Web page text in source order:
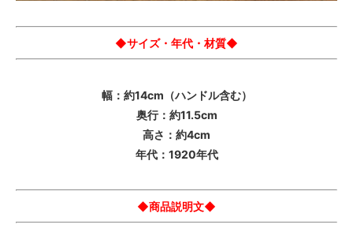
◆サイズ・年代・材質◆
幅：約14cm（ハンドル含む）
奥行：約11.5cm
高さ：約4cm
年代：1920年代
◆商品説明文◆